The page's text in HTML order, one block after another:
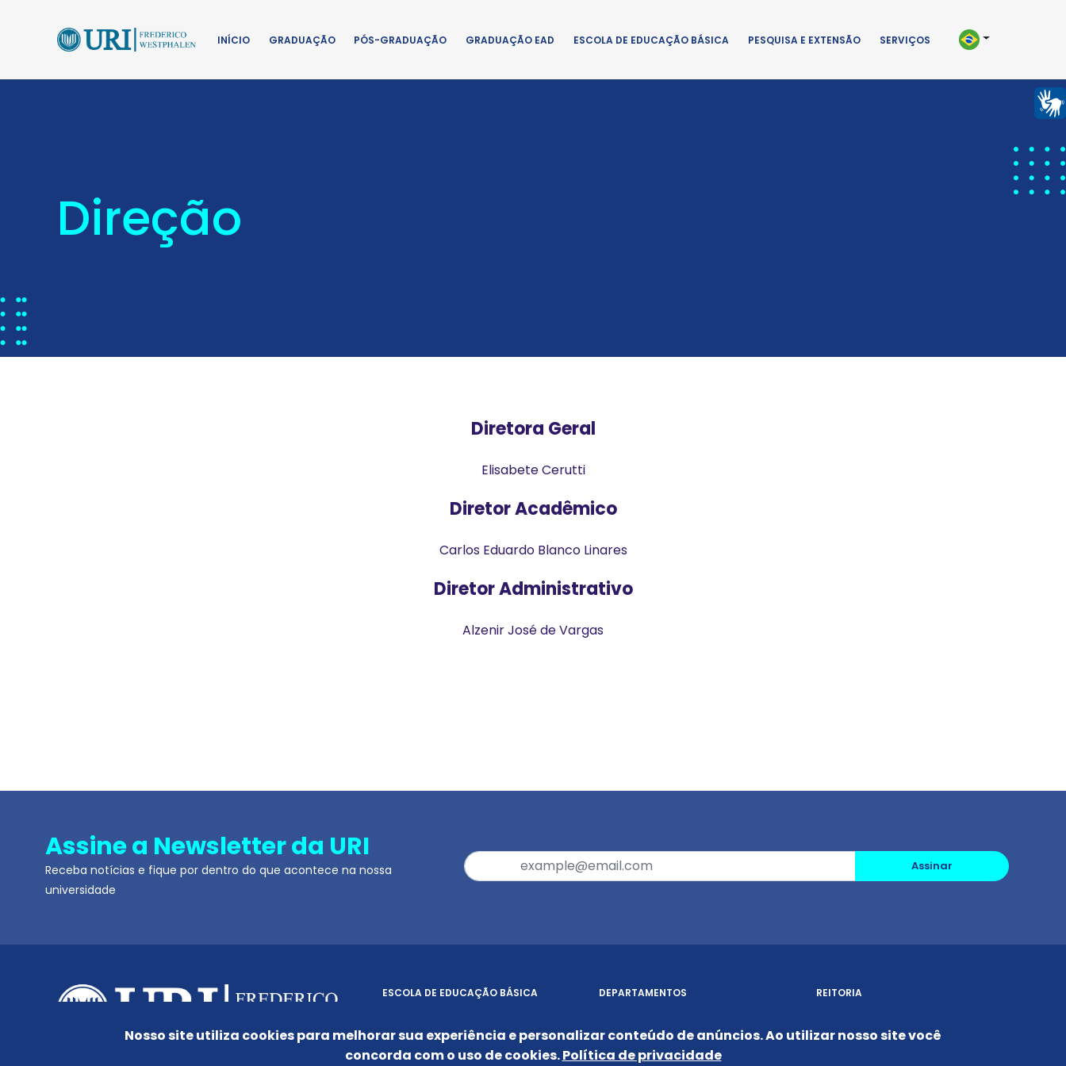
INÍCIO GRADUAÇÃO PÓS-GRADUAÇÃO GRADUAÇÃO EAD ESCOLA DE EDUCAÇÃO BÁSICA PESQUISA E EXTENSÃO SERVIÇOS
Direção
Diretora Geral
Elisabete Cerutti
Diretor Acadêmico
Carlos Eduardo Blanco Linares
Diretor Administrativo
Alzenir José de Vargas
Assine a Newsletter da URI
Receba notícias e fique por dentro do que acontece na nossa
universidade
Assinar
ESCOLA DE EDUCAÇÃO BÁSICA
PÓS-GRADUAÇÃO
DEPARTAMENTOS
SERVIÇOS
REITORIA
Nosso site utiliza cookies para melhorar sua experiência e personalizar conteúdo de anúncios. Ao utilizar nosso site você
concorda com o uso de cookies.Política de privacidade